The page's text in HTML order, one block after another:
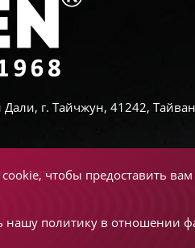
г. Тайчжун, 41242,
чтобы предоставить
нашу политику в отношении